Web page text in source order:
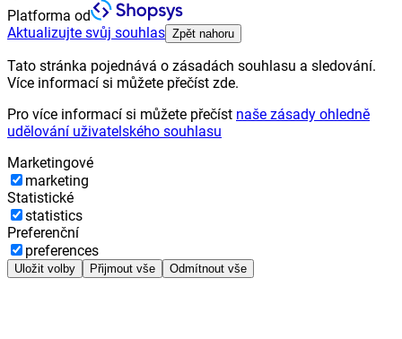
Platforma od
Aktualizujte svůj souhlas Zpět nahoru
Tato stránka pojednává o zásadách souhlasu a sledování.
Více informací si můžete přečíst zde.
Pro více informací si můžete přečíst naše zásady ohledně
udělování uživatelského souhlasu
Marketingové
marketing
Statistické
statistics
Preferenční
preferences
Uložit volby Přijmout vše Odmítnout vše